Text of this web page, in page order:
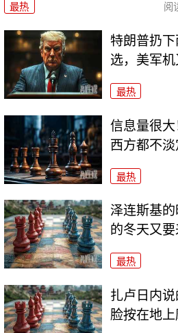
最热 阅
特朗普扔
选，美军
最热
信息量很
西方都不淡
最热
泽连斯基
的冬天又要
最热
扎卢日内
脸按在地上